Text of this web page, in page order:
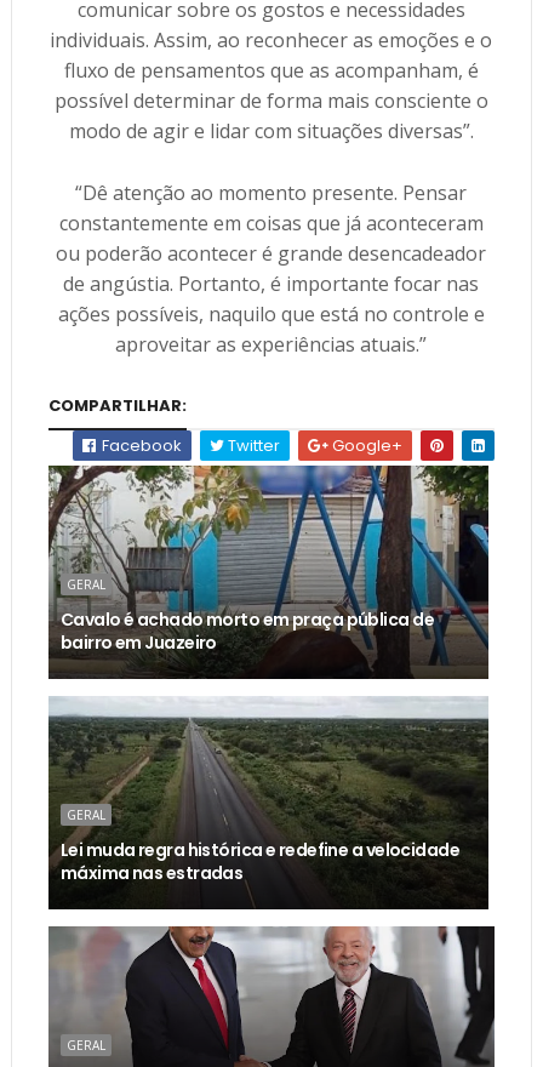
comunicar sobre os gostos e necessidades
individuais. Assim, ao reconhecer as emoções e o
fluxo de pensamentos que as acompanham, é
possível determinar de forma mais consciente o
modo de agir e lidar com situações diversas”.
“Dê atenção ao momento presente. Pensar
constantemente em coisas que já aconteceram
ou poderão acontecer é grande desencadeador
de angústia. Portanto, é importante focar nas
ações possíveis, naquilo que está no controle e
aproveitar as experiências atuais.”
COMPARTILHAR:
Facebook
Twitter Google+
GERAL
Cavalo é achado morto em praça pública de
bairro em Juazeiro
GERAL
Lei muda regra histórica e redefine a velocidade
máxima nas estradas
GERAL